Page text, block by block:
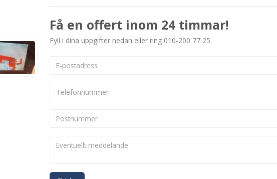
Få en offert inom 24 timmar!
Fyll i dina uppgifter nedan eller ring 010-200 77 25.